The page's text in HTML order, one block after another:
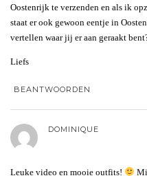
Oostenrijk te verzenden en als ik
staat er ook gewoon eentje in
vertellen waar jij er aan geraakt
Liefs
BEANTWOORDEN
DOMINIQUE
Leuke video en mooie outfits!